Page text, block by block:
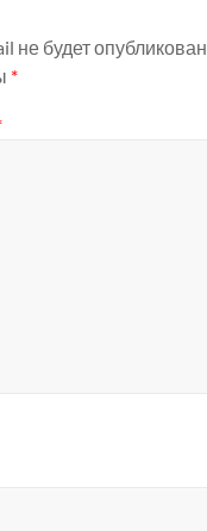
не будет опубликован.
*